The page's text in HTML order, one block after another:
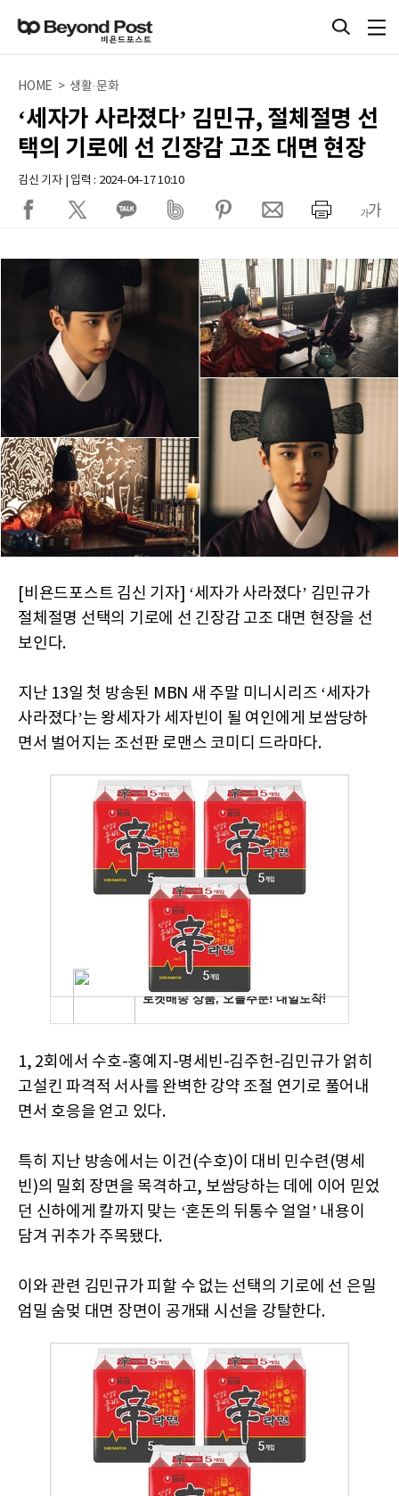
HOME > 생활·문화
‘세자가 사라졌다’ 김민규, 절체절명 선
택의 기로에 선 긴장감 고조 대면 현장
김신 기자 | 입력 : 2024-04-17 10:10
[비욘드포스트 김신 기자] ‘세자가 사라졌다’ 김민규가
절체절명 선택의 기로에 선 긴장감 고조 대면 현장을 선
보인다.
지난 13일 첫 방송된 MBN 새 주말 미니시리즈 ‘세자가
사라졌다’는 왕세자가 세자빈이 될 여인에게 보쌈당하
면서 벌어지는 조선판 로맨스 코미디 드라마다.
1, 2회에서 수호-홍예지-명세빈-김주헌-김민규가 얽히
고설킨 파격적 서사를 완벽한 강약 조절 연기로 풀어내
면서 호응을 얻고 있다.
특히 지난 방송에서는 이건(수호)이 대비 민수련(명세
빈)의 밀회 장면을 목격하고, 보쌈당하는 데에 이어 믿었
던 신하에게 칼까지 맞는 ‘혼돈의 뒤통수 얼얼’ 내용이
담겨 귀추가 주목됐다.
이와 관련 김민규가 피할 수 없는 선택의 기로에 선 은밀
엄밀 숨멎 대면 장면이 공개돼 시선을 강탈한다.